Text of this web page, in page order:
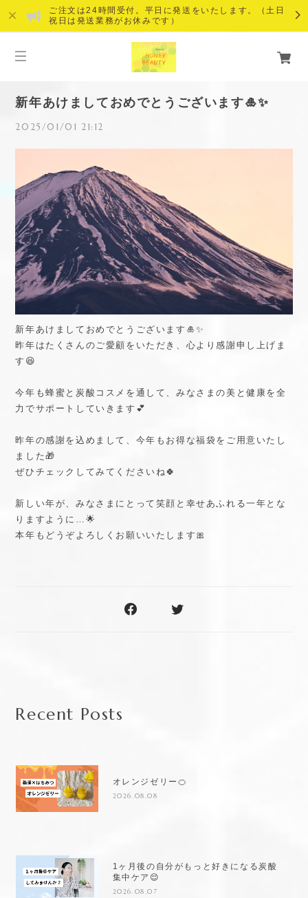
ご注文は24時間受付。平日に発送をいたします。（土日
祝日は発送業務がお休みです）
新年あけましておめでとうございます🎍✨
2025/01/01 21:12
新年あけましておめでとうございます🎍✨
昨年はたくさんのご愛顧をいただき、心より感謝申し上げま
す😆
今年も蜂蜜と炭酸コスメを通して、みなさまの美と健康を全
力でサポートしていきます💕
昨年の感謝を込めまして、今年もお得な福袋をご用意いたし
ました🎁
ぜひチェックしてみてくださいね🍀
新しい年が、みなさまにとって笑顔と幸せあふれる一年とな
りますように…🌟
本年もどうぞよろしくお願いいたします🎀
Recent Posts
オレンジゼリー🍊
2026.08.08
1ヶ月後の自分がもっと好きになる炭酸
集中ケア😌
2026.08.07